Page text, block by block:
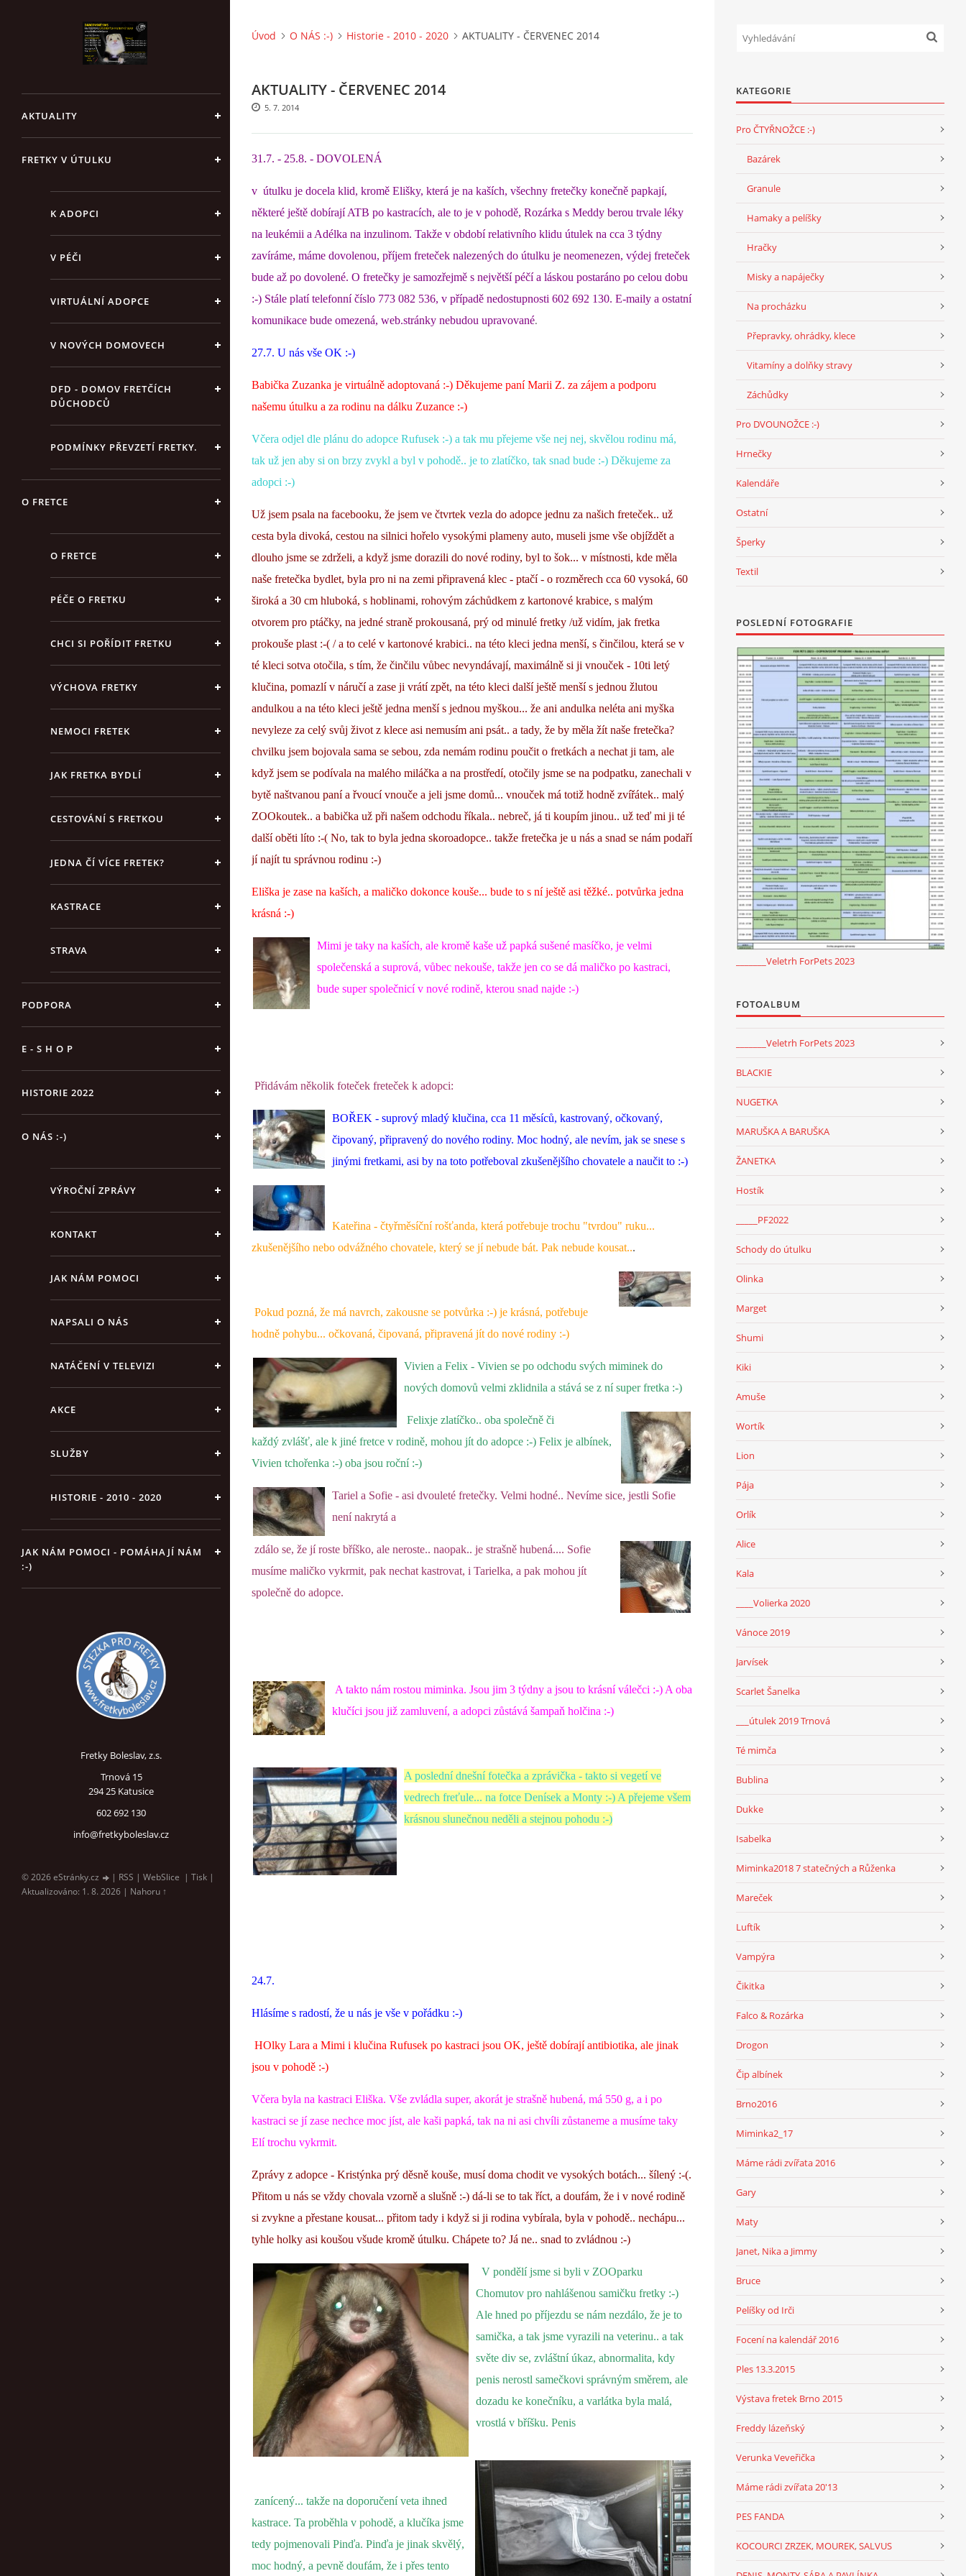
AKTUALITY
FRETKY V ÚTULKU
K ADOPCI
V PÉČI
VIRTUÁLNÍ ADOPCE
V NOVÝCH DOMOVECH
DFD - DOMOV FRETČÍCH
DŮCHODCŮ
PODMÍNKY PŘEVZETÍ FRETKY.
O FRETCE
O FRETCE
PÉČE O FRETKU
CHCI SI POŘÍDIT FRETKU
VÝCHOVA FRETKY
NEMOCI FRETEK
JAK FRETKA BYDLÍ
CESTOVÁNÍ S FRETKOU
JEDNA ČÍ VÍCE FRETEK?
KASTRACE
STRAVA
PODPORA
E - S H O P
HISTORIE 2022
O NÁS :-)
VÝROČNÍ ZPRÁVY
KONTAKT
JAK NÁM POMOCI
NAPSALI O NÁS
NATÁČENÍ V TELEVIZI
AKCE
SLUŽBY
HISTORIE - 2010 - 2020
JAK NÁM POMOCI - POMÁHAJÍ NÁM
:-)
Fretky Boleslav, z.s.
Trnová 15
294 25 Katusice
602 692 130
info@fretkyboleslav.cz
© 2026 eStránky.cz | RSS | WebSlice | Tisk |
Aktualizováno: 1. 8. 2026 | Nahoru ↑
Úvod O NÁS :-) Historie - 2010 - 2020 AKTUALITY - ČERVENEC 2014
AKTUALITY - ČERVENEC 2014
5. 7. 2014
31.7. - 25.8. - DOVOLENÁ
v útulku je docela klid, kromě Elišky, která je na kaších, všechny fretečky konečně papkají,
některé ještě dobírají ATB po kastracích, ale to je v pohodě, Rozárka s Meddy berou trvale léky
na leukémii a Adélka na inzulinom. Takže v období relativního klidu útulek na cca 3 týdny
zavíráme, máme dovolenou, příjem freteček nalezených do útulku je neomenezen, výdej freteček
bude až po dovolené. O fretečky je samozřejmě s největší péčí a láskou postaráno po celou dobu
:-) Stále platí telefonní číslo 773 082 536, v případě nedostupnosti 602 692 130. E-maily a ostatní
komunikace bude omezená, web.stránky nebudou upravované.
27.7. U nás vše OK :-)
Babička Zuzanka je virtuálně adoptovaná :-) Děkujeme paní Marii Z. za zájem a podporu
našemu útulku a za rodinu na dálku Zuzance :-)
Včera odjel dle plánu do adopce Rufusek :-) a tak mu přejeme vše nej nej, skvělou rodinu má,
tak už jen aby si on brzy zvykl a byl v pohodě.. je to zlatíčko, tak snad bude :-) Děkujeme za
adopci :-)
Už jsem psala na facebooku, že jsem ve čtvrtek vezla do adopce jednu za našich freteček.. už
cesta byla divoká, cestou na silnici hořelo vysokými plameny auto, museli jsme vše objíždět a
dlouho jsme se zdrželi, a když jsme dorazili do nové rodiny, byl to šok... v místnosti, kde měla
naše fretečka bydlet, byla pro ni na zemi připravená klec - ptačí - o rozměrech cca 60 vysoká, 60
široká a 30 cm hluboká, s hoblinami, rohovým záchůdkem z kartonové krabice, s malým
otvorem pro ptáčky, na jedné straně prokousaná, prý od minulé fretky /už vidím, jak fretka
prokouše plast :-( / a to celé v kartonové krabici.. na této kleci jedna menší, s činčilou, která se v
té kleci sotva otočila, s tím, že činčilu vůbec nevyndávají, maximálně si ji vnouček - 10ti letý
klučina, pomazlí v náručí a zase ji vrátí zpět, na této kleci další ještě menší s jednou žlutou
andulkou a na této kleci ještě jedna menší s jednou myškou... že ani andulka neléta ani myška
nevyleze za celý svůj život z klece asi nemusím ani psát.. a tady, že by měla žít naše fretečka?
chvilku jsem bojovala sama se sebou, zda nemám rodinu poučit o fretkách a nechat ji tam, ale
když jsem se podívala na malého miláčka a na prostředí, otočily jsme se na podpatku, zanechali v
bytě naštvanou paní a řvoucí vnouče a jeli jsme domů... vnouček má totiž hodně zvířátek.. malý
ZOOkoutek.. a babička už při našem odchodu říkala.. nebreč, já ti koupím jinou.. už teď mi ji té
další oběti líto :-( No, tak to byla jedna skoroadopce.. takže fretečka je u nás a snad se nám podaří
jí najít tu správnou rodinu :-)
Eliška je zase na kaších, a maličko dokonce kouše... bude to s ní ještě asi těžké.. potvůrka jedna
krásná :-)
Mimi je taky na kaších, ale kromě kaše už papká sušené masíčko, je velmi
společenská a suprová, vůbec nekouše, takže jen co se dá maličko po kastraci,
bude super společnicí v nové rodině, kterou snad najde :-)
Přidávám několik foteček freteček k adopci:
BOŘEK - suprový mladý klučina, cca 11 měsíců, kastrovaný, očkovaný,
čipovaný, připravený do nového rodiny. Moc hodný, ale nevím, jak se snese s
jinými fretkami, asi by na toto potřeboval zkušenějšího chovatele a naučit to :-)
Kateřina - čtyřměsíční rošťanda, která potřebuje trochu "tvrdou" ruku...
zkušenějšího nebo odvážného chovatele, který se jí nebude bát. Pak nebude kousat...
Pokud pozná, že má navrch, zakousne se potvůrka :-) je krásná, potřebuje
hodně pohybu... očkovaná, čipovaná, připravená jít do nové rodiny :-)
Vivien a Felix - Vivien se po odchodu svých miminek do
nových domovů velmi zklidnila a stává se z ní super fretka :-)
Felixje zlatíčko.. oba společně či
každý zvlášť, ale k jiné fretce v rodině, mohou jít do adopce :-) Felix je albínek,
Vivien tchořenka :-) oba jsou roční :-)
Tariel a Sofie - asi dvouleté fretečky. Velmi hodné.. Nevíme sice, jestli Sofie
není nakrytá a
zdálo se, že jí roste bříško, ale neroste.. naopak.. je strašně hubená.... Sofie
musíme maličko vykrmit, pak nechat kastrovat, i Tarielka, a pak mohou jít
společně do adopce.
A takto nám rostou miminka. Jsou jim 3 týdny a jsou to krásní válečci :-) A oba
klučíci jsou již zamluvení, a adopci zůstává šampaň holčina :-)
A poslední dnešní fotečka a zprávička - takto si vegetí ve
vedrech freťule... na fotce Denísek a Monty :-) A přejeme všem
krásnou slunečnou neděli a stejnou pohodu :-)
24.7.
Hlásíme s radostí, že u nás je vše v pořádku :-)
HOlky Lara a Mimi i klučina Rufusek po kastraci jsou OK, ještě dobírají antibiotika, ale jinak
jsou v pohodě :-)
Včera byla na kastraci Eliška. Vše zvládla super, akorát je strašně hubená, má 550 g, a i po
kastraci se jí zase nechce moc jíst, ale kaši papká, tak na ni asi chvíli zůstaneme a musíme taky
Elí trochu vykrmit.
Zprávy z adopce - Kristýnka prý děsně kouše, musí doma chodit ve vysokých botách... šílený :-(.
Přitom u nás se vždy chovala vzorně a slušně :-) dá-li se to tak říct, a doufám, že i v nové rodině
si zvykne a přestane kousat... přitom tady i když si ji rodina vybírala, byla v pohodě.. nechápu...
tyhle holky asi koušou všude kromě útulku. Chápete to? Já ne.. snad to zvládnou :-)
V pondělí jsme si byli v ZOOparku
Chomutov pro nahlášenou samičku fretky :-)
Ale hned po příjezdu se nám nezdálo, že je to
samička, a tak jsme vyrazili na veterinu.. a tak
světe div se, zvláštní úkaz, abnormalita, kdy
penis nerostl samečkovi správným směrem, ale
dozadu ke konečníku, a varlátka byla malá,
vrostlá v bříšku. Penis
zanícený... takže na doporučení veta ihned
kastrace. Ta proběhla v pohodě, a klučíka jsme
tedy pojmenovali Pinďa. Pinďa je jinak skvělý,
moc hodný, a pevně doufám, že i přes tento
KATEGORIE
Pro ČTYŘNOŽCE :-)
Bazárek
Granule
Hamaky a pelíšky
Hračky
Misky a napáječky
Na procházku
Přepravky, ohrádky, klece
Vitamíny a dolňky stravy
Záchůdky
Pro DVOUNOŽCE :-)
Hrnečky
Kalendáře
Ostatní
Šperky
Textil
POSLEDNÍ FOTOGRAFIE
_______Veletrh ForPets 2023
FOTOALBUM
_______Veletrh ForPets 2023
BLACKIE
NUGETKA
MARUŠKA A BARUŠKA
ŽANETKA
Hostík
_____PF2022
Schody do útulku
Olinka
Marget
Shumi
Kiki
Amuše
Wortík
Lion
Pája
Orlík
Alice
Kala
____Volierka 2020
Vánoce 2019
Jarvísek
Scarlet Šanelka
___útulek 2019 Trnová
Té mimča
Bublina
Dukke
Isabelka
Miminka2018 7 statečných a Růženka
Mareček
Luftík
Vampýra
Čikitka
Falco & Rozárka
Drogon
Čip albínek
Brno2016
Miminka2_17
Máme rádi zvířata 2016
Gary
Maty
Janet, Nika a Jimmy
Bruce
Pelíšky od Irči
Focení na kalendář 2016
Ples 13.3.2015
Výstava fretek Brno 2015
Freddy lázeňský
Verunka Veveřička
Máme rádi zvířata 20'13
PES FANDA
KOCOURCI ZRZEK, MOUREK, SALVUS